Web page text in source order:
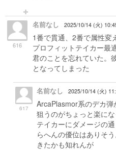
616
名前なし 2025/10/14 (火)
1番で貫通、2番で属性変
プロフィットテイカー最
君のことを忘れていた。
となってしまった
617
名前なし 2025/10/14 (火)
ArcaPlasmor系のデカ
狙うのがちょっと楽に
テイカーにダメージの
らへんの優位はありそ
きたかも知れんが